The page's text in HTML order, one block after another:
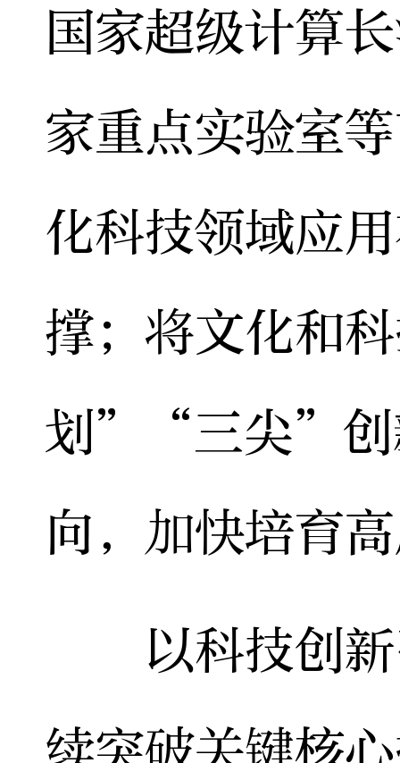
国家超级计算
家重点实验室
化科技领域应
撑；将文化和
划”“三尖”创
向，加快培育
以科技创新
续突破关键核